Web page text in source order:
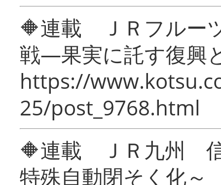
🔶連載 ＪＲフルー
戦―果実に託す復興
https://
25/post_9768.html
🔶連載 ＪＲ九州 信
特殊自動閉そく化～